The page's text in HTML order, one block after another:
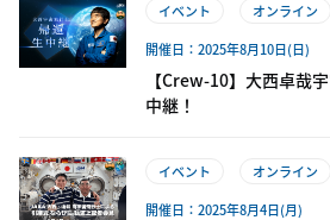
イベント
オンライン
開催日：2025年8月10日(日)
【Crew-10】大西卓哉
中継！
イベント
オンライン
開催日：2025年8月4日(月)